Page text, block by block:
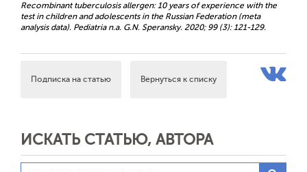
Recombinant tuberculosis allergen: 10 years of experience with the
test in children and adolescents in the Russian Federation (meta
analysis data). Pediatria n.a. G.N. Speransky. 2020; 99 (3): 121-129.
Подписка на статью Вернуться к списку
ИСКАТЬ СТАТЬЮ, АВТОРА